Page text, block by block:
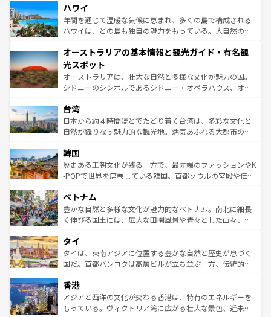
着のスイス情報は
のような巨大都市は、観光、ショッピング、エンターテイ
ンメントが詰まった刺激的なスポットだ。一方、アメリカ
西部には大自然が広がり、グランドキャニオンやイエロー
部のニューオーリンズでは、音楽と美食が融合した独特の
文化が魅力。旅行者はアメリカの各地域で異なる魅力を楽
しみながら、その多様性と豊かな歴史を感じることができ
るだろう。車でのロードトリップや列車の旅も、アメリカ
情報は
ハワイ
年間を通じて温暖な気候に恵まれ、多くの島で構成される
ハワイは、どの島も独自の魅力をもっている。大自然の神
ワイ島は見逃せない。また、定番の観光地といえばオアフ
島だが、静かな自然を求めるならマウイ島やカウアイ島が
おすすめ。エメラルドグリーンに輝く海をはじめ、豊かな
文化や歴史が息づいている。「アロハスピリット」と呼ば
人々、おいしいローカルフードやハワイアンミュージッ
ク、伝統的なフラダンスなど、すべてがハワイの魅力を彩
っている。訪れるたびに新しい発見と感動が待っているハ
はコンテンツ一覧
オーストラリアの基本情報と観光ガイド・有名観
光スポット
オーストラリアは、壮大な自然と多様な文化が魅力の国。
シドニーのシンボルであるシドニー・オペラハウス、オー
リアリーフや大陸中央部にそびえるウルル（エアーズロッ
ク）、タスマニアの美しい原生林やケアンズの熱帯雨林な
ど、見どころがたくさん。また、カフェやワイン、オージ
いる。アクティビティも充実しており、サーフィンやダイ
ビング、ハイキングなど、アウトドア好きにはたまらな
い。オーストラリアの多彩な魅力を存分に味わいつくそ
参照してほしい。
台湾
日本から約４時間ほどでたどり着く台湾は、多彩な文化と
自然が織りなす魅力的な観光地。活気あふれる大都市の台
ン）、静ひつな山岳地帯である台湾東部など、都市の喧騒
と山間の静けさが共存しており、訪れる人に新しい発見と
驚きをもたらしてくれる。また、奥深い台湾の食文化も魅
容にもいいと評判のスイーツなど、バラエティ豊かな料理
が味わえる。 なお、新着の台湾情報は コンテンツ一覧を参
照してほしい。
韓国
歴史ある王朝文化が残る一方で、最先端のファッションやK
-POPで世界を席巻している韓国。首都ソウルの宮殿や伝統
き、地方に足を延ばせば四季折々の自然美を楽しむことが
できる。そして、キムチや焼肉、絶品のストリートフード
まで、さまざまな韓国料理が待っている。夜には、韓国な
リティに包まれながら、韓国の多彩な魅力を心ゆくまで味
わってみてほしい。 なお、新着の韓国情報はコンテンツ一
覧を参照してほしい。
ベトナム
豊かな自然と多様な文化が魅力的なベトナム。南北に細長
く伸びる国土には、広大な田園風景や青々とした山々、世
急速な発展と共に伝統が息づく。ハノイの古い町並みやホ
ーチミン市のフランス統治時代の建物も、独特の雰囲気を
醸し出している。また、バラエティの豊かさとおいしさで
とつ。フォーやバインミー、ベトナムコーヒーなどは、ぜ
ひ現地で味わいたい。どの地域を訪れてもあたたかい人々
が旅行者を迎えてくれるので、きっと忘れられない旅にな
タイ
タイは、東南アジアに位置する豊かな自然と歴史が息づく
国だ。首都バンコクは高層ビルが立ち並ぶ一方、伝統的な
の活気が交差している。北部ではチェンマイなどの山岳地
帯で自然と触れ合い、南部ではプーケットやクラビの美し
いビーチでリゾート気分を楽しむことができる。タイ料理
香港
アジアと西洋の文化が交わる香港は、特有のエネルギーを
もっている。ヴィクトリア湾に広がる壮大な景色、近未来